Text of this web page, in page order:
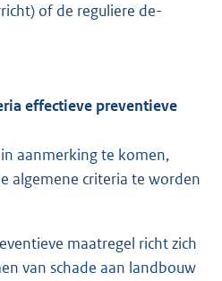
of de reguliere de-
effectieve preventieve
aanmerking te komen,
algemene criteria te worden
maatregel richt zich
van schade aan landbouw